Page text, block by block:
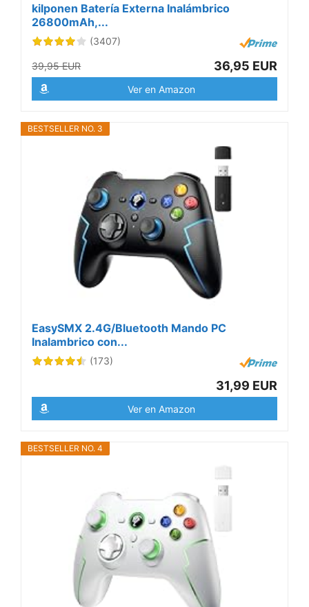
kilponen Batería Externa Inalámbrico
26800mAh,...
(3407)
39,95 EUR 36,95 EUR
Ver en Amazon
BESTSELLER NO. 3
EasySMX 2.4G/Bluetooth Mando PC
Inalambrico con...
(173)
31,99 EUR
Ver en Amazon
BESTSELLER NO. 4